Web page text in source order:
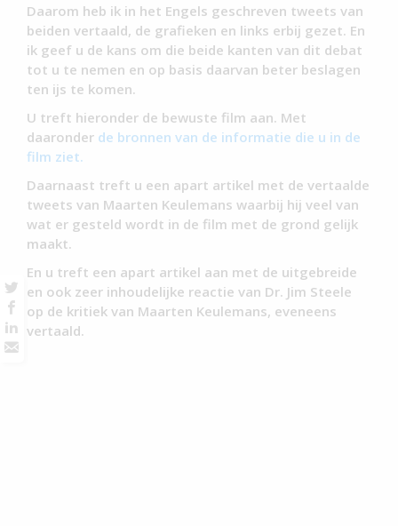
Daarom heb ik in het Engels geschreven tweets van
beiden vertaald, de grafieken en links erbij gezet. En
ik geef u de kans om die beide kanten van dit debat
tot u te nemen en op basis daarvan beter beslagen
ten ijs te komen.
U treft hieronder de bewuste film aan. Met
daaronder de bronnen van de informatie die u in de
film ziet.
Daarnaast treft u een apart artikel met de vertaalde
tweets van Maarten Keulemans waarbij hij veel van
wat er gesteld wordt in de film met de grond gelijk
maakt.
En u treft een apart artikel aan met de uitgebreide
en ook zeer inhoudelijke reactie van Dr. Jim Steele
op de kritiek van Maarten Keulemans, eveneens
vertaald.